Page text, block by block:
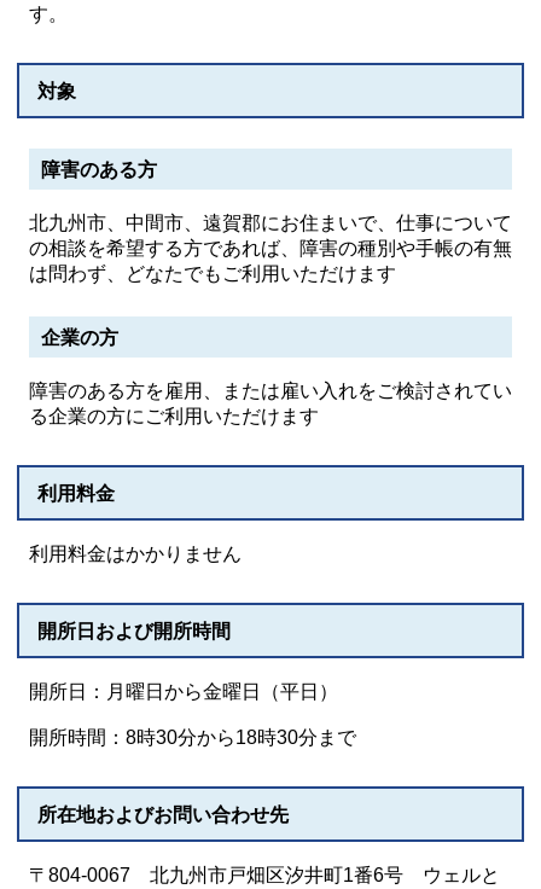
す。
対象
障害のある方
北九州市、中間市、遠賀郡にお住まいで、仕事について
の相談を希望する方であれば、障害の種別や手帳の有無
は問わず、どなたでもご利用いただけます
企業の方
障害のある方を雇用、または雇い入れをご検討されてい
る企業の方にご利用いただけます
利用料金
利用料金はかかりません
開所日および開所時間
開所日：月曜日から金曜日（平日）
開所時間：8時30分から18時30分まで
所在地およびお問い合わせ先
〒804-0067 北九州市戸畑区汐井町1番6号 ウェルと